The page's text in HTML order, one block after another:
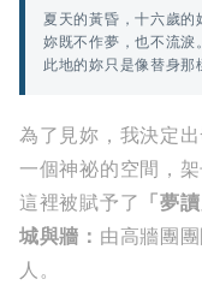
夏天的黃昏，十六歲的
妳既不作夢，也不流淚
此地的妳只是像替身那
為了見妳，我決定
一個神祕的空間，
這裡被賦予了
「夢讀
城與牆： 由高牆團
人。